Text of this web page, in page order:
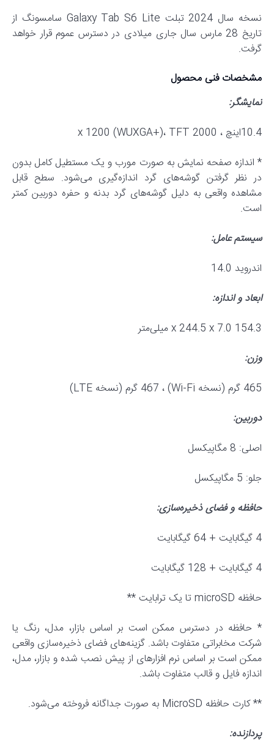
نسخه سال 2024 تبلت Galaxy Tab S6 Lite سامسونگ از
تاریخ 28 مارس سال جاری میلادی در دسترس عموم قرار خواهد
گرفت.
مشخصات فنی محصول
نمایشگر:
10.4اینچ ، 2000 x 1200 (WUXGA+)، TFT
* اندازه صفحه نمایش به صورت مورب و یک مستطیل کامل بدون
در نظر گرفتن گوشه‌های گرد اندازه‌گیری می‌شود. سطح قابل
مشاهده واقعی به دلیل گوشه‌های گرد بدنه و حفره دوربین کمتر
است.
سیستم عامل:
اندروید 14.0
ابعاد و اندازه:
154.3 x 244.5 x 7.0 میلی‌متر
وزن:
465 گرم (نسخه Wi-Fi) ، 467 گرم (نسخه LTE)
دوربین:
اصلی: 8 مگاپیکسل
جلو: 5 مگاپیکسل
حافظه و فضای ذخیره‌سازی:
4 گیگابایت + 64 گیگابایت
4 گیگابایت + 128 گیگابایت
حافظه microSD تا یک ترابایت **
* حافظه در دسترس ممکن است بر اساس بازار، مدل، رنگ یا
شرکت مخابراتی متفاوت باشد. گزینه‌های فضای ذخیره‌سازی واقعی
ممکن است بر اساس نرم افزارهای از پیش نصب شده و بازار، مدل،
اندازه فایل و قالب متفاوت باشد.
** کارت حافظه MicroSD به صورت جداگانه فروخته می‌شود.
پردازنده: